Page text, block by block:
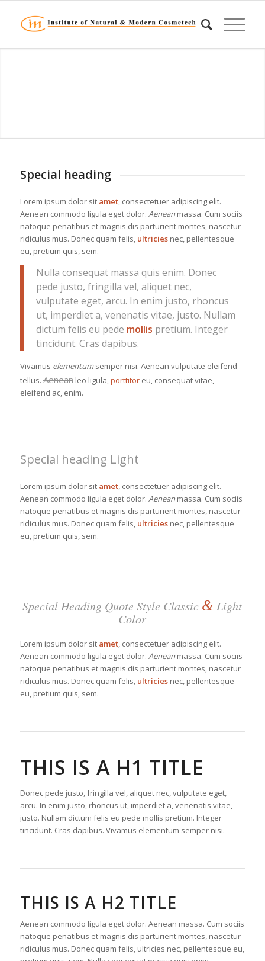
Special heading
Lorem ipsum dolor sit amet, consectetuer adipiscing elit.
Aenean commodo ligula eget dolor. Aeneanmassa. Cum sociis
natoque penatibus et magnis dis parturient montes, nascetur
ridiculus mus. Donec quam felis, ultriciesnec, pellentesque
eu, pretium quis, sem.
Nulla consequat massa quis enim. Donec
pede justo, fringilla vel, aliquet nec,
vulputate eget, arcu. In enim justo, rhoncus
ut, imperdiet a, venenatis vitae, justo. Nullam
dictum felis eu pede mollis pretium. Integer
tincidunt. Cras dapibus.
Vivamus elementumsemper nisi. Aenean vulputate eleifend
tellus.Aeneanleo ligula,porttitoreu, consequat vitae,
eleifend ac, enim.
Special heading Light
Lorem ipsum dolor sit amet, consectetuer adipiscing elit.
Aenean commodo ligula eget dolor. Aeneanmassa. Cum sociis
natoque penatibus et magnis dis parturient montes, nascetur
ridiculus mus. Donec quam felis, ultriciesnec, pellentesque
eu, pretium quis, sem.
Special Heading Quote Style Classic &Light
Color
Lorem ipsum dolor sit amet, consectetuer adipiscing elit.
Aenean commodo ligula eget dolor. Aeneanmassa. Cum sociis
natoque penatibus et magnis dis parturient montes, nascetur
ridiculus mus. Donec quam felis, ultriciesnec, pellentesque
eu, pretium quis, sem.
THIS IS A H1 TITLE
Donec pede justo, fringilla vel, aliquet nec, vulputate eget,
arcu. In enim justo, rhoncus ut, imperdiet a, venenatis vitae,
justo. Nullam dictum felis eu pede mollis pretium. Integer
tincidunt. Cras dapibus. Vivamus elementum semper nisi.
THIS IS A H2 TITLE
Aenean commodo ligula eget dolor. Aenean massa. Cum sociis
natoque penatibus et magnis dis parturient montes, nascetur
ridiculus mus. Donec quam felis, ultricies nec, pellentesque eu,